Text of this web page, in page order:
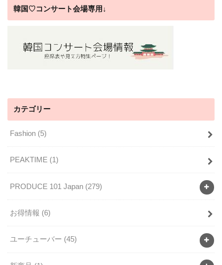
韓国♡コンサート会場専用↓
カテゴリー
Fashion (5)
PEAKTIME (1)
PRODUCE 101 Japan (279)
お得情報 (6)
ユーチューバー (45)